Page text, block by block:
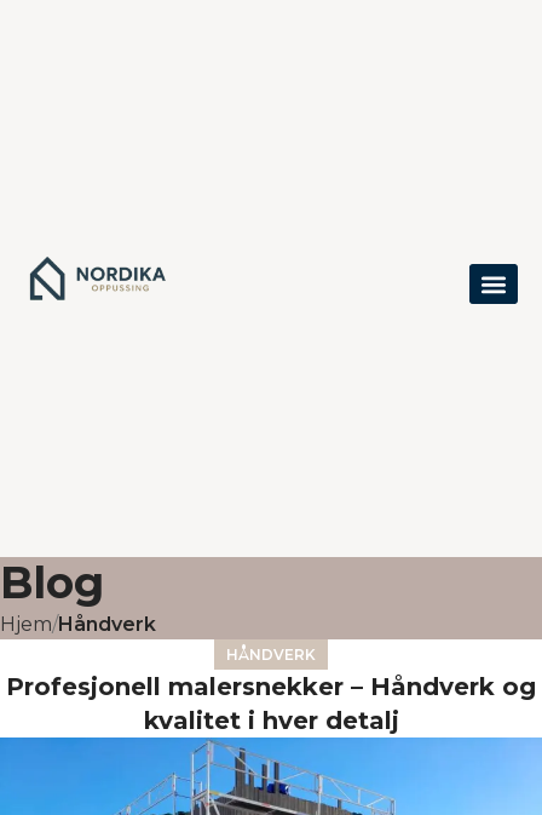
Blog
Hjem Håndverk
HÅNDVERK
Profesjonell malersnekker – Håndverk og
kvalitet i hver detalj